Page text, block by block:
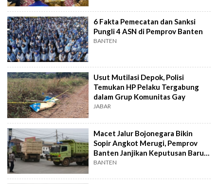
6 Fakta Pemecatan dan Sanksi
Pungli 4 ASN di Pemprov Banten
BANTEN
Usut Mutilasi Depok, Polisi
Temukan HP Pelaku Tergabung
dalam Grup Komunitas Gay
JABAR
Macet Jalur Bojonegara Bikin
Sopir Angkot Merugi, Pemprov
Banten Janjikan Keputusan Baru 4
Hari Lagi
BANTEN